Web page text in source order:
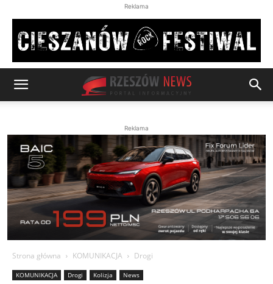
Reklama
Reklama
Strona główna KOMUNIKACJA Drogi
KOMUNIKACJA Drogi Kolizja News